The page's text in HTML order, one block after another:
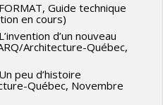
Guide technique
en cours)
d’un nouveau
Architecture-Québec,
peu d’histoire
Québec, Novembre